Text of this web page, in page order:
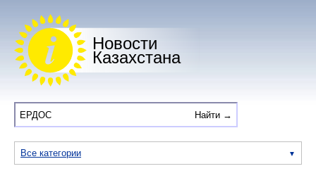
Новости
Казахстана
Все категории